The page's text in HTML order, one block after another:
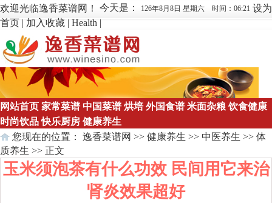
欢迎光临逸香菜谱网！ 今天是： 126年8月8日 星期六 时间：06:21 设为
首页|加入收藏|Health|
网站首页 家常菜谱 中国菜谱 烘培 外国食谱 米面杂粮 饮食健康
时尚饮品 快乐厨房 健康养生
您现在的位置： 逸香菜谱网 >> 健康养生 >> 中医养生 >> 体
质养生 >> 正文
玉米须泡茶有什么功效 民间用它来治
肾炎效果超好